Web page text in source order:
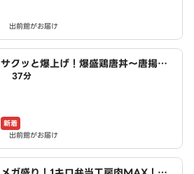
出前館がお届け
サクッと爆上げ！爆盛鶏唐丼～唐揚げ
商店鳥一ミート 小木西店
37分
新着
出前館がお届け